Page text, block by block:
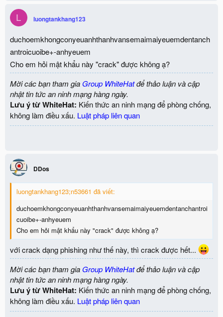
L luongtankhang123
duchoemkhongconyeuanhthanhvansemaimaiyeuemdentanch
antroicuoibe+-anhyeuem
Cho em hỏi mật khẩu này "crack" được không ạ?
Mời các bạn tham gia Group WhiteHatđể thảo luận và cập
nhật tin tức an ninh mạng hàng ngày.
Lưu ý từ WhiteHat: Kiến thức an ninh mạng để phòng chống,
không làm điều xấu. Luật pháp liên quan
DDos
luongtankhang123;n53661 đã viết:
duchoemkhongconyeuanhthanhvansemaimaiyeuemdentanchantroi
cuoibe+-anhyeuem
Cho em hỏi mật khẩu này "crack" được không ạ?
với crack dạng phishing như thế này, thì crack được hết...
Mời các bạn tham gia Group WhiteHatđể thảo luận và cập
nhật tin tức an ninh mạng hàng ngày.
Lưu ý từ WhiteHat: Kiến thức an ninh mạng để phòng chống,
không làm điều xấu. Luật pháp liên quan